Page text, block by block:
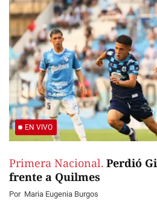
EN VIVO
Primera Nacional. Perdió
frente a Quilmes
Por Maria Eugenia Burgos